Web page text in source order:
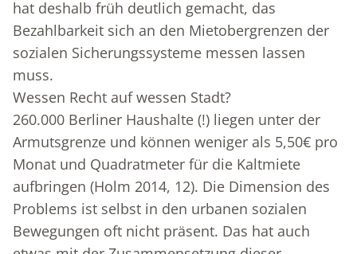
hat deshalb früh deutlich gemacht, das
Bezahlbarkeit sich an den Mietobergrenzen der
sozialen Sicherungssysteme messen lassen
muss.
Wessen Recht auf wessen Stadt?
260.000 Berliner Haushalte (!) liegen unter der
Armutsgrenze und können weniger als 5,50€ pro
Monat und Quadratmeter für die Kaltmiete
aufbringen (Holm 2014, 12). Die Dimension des
Problems ist selbst in den urbanen sozialen
Bewegungen oft nicht präsent. Das hat auch